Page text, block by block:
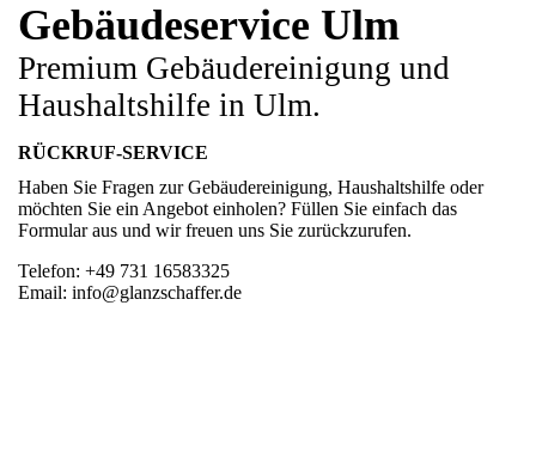
Gebäudeservice Ulm
Premium Gebäudereinigung und
Haushaltshilfe in Ulm.
RÜCKRUF-SERVICE
Haben Sie Fragen zur Gebäudereinigung, Haushaltshilfe oder
möchten Sie ein Angebot einholen? Füllen Sie einfach das
Formular aus und wir freuen uns Sie zurückzurufen.
Telefon: +49 731 16583325
Email: info@glanzschaffer.de